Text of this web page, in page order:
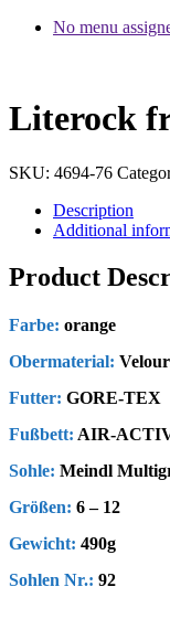
No menu
Literock
SKU: 4694-76
Description
Additional
Product
Farbe: orange
Obermaterial:
Futter: GORE-TEX
Fußbett: AIR-
Sohle: Meindl
Größen: 6 – 12
Gewicht: 490g
Sohlen Nr.: 92